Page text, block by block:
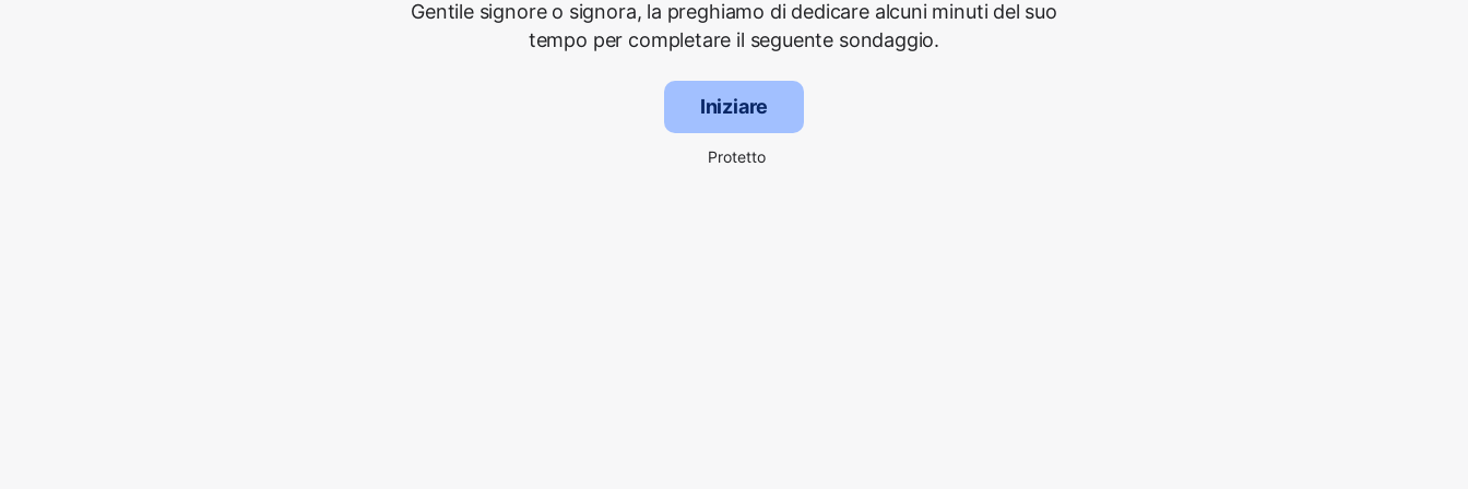
Gentile signore o signora, la preghiamo di dedicare alcuni minuti del suo
tempo per completare il seguente sondaggio.
Iniziare
Protetto